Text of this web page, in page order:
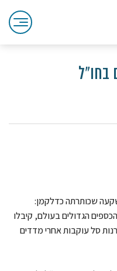
בחו"ל
שכותרתה כדלקמן:
הגדולים בעולם, קיבלו
רשות ניירות הערך להשיק 15 קרנות סל עוקבות אחרי מדדים